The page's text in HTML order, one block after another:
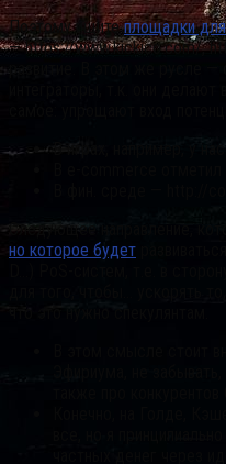
Поэтому ищитеплощадки
— https://www.kickico.com/,
развитие. В этом же русле
интеграторы, т.к. они
самое: упрощают вход
В играх, например, у
В e-commerce
В фин. среде — http://
Следующее направление,
но которое будет
D…) PoS-систем, т.е. в
для того, чтобы… ускорять
Эфириума, не
также про